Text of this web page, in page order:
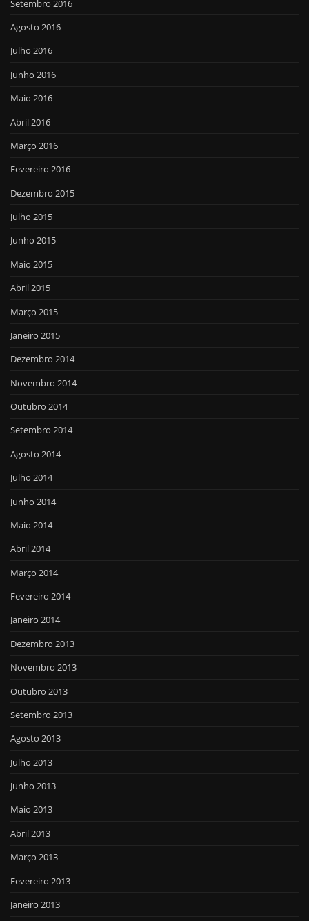
Setembro 2016
Agosto 2016
Julho 2016
Junho 2016
Maio 2016
Abril 2016
Março 2016
Fevereiro 2016
Dezembro 2015
Julho 2015
Junho 2015
Maio 2015
Abril 2015
Março 2015
Janeiro 2015
Dezembro 2014
Novembro 2014
Outubro 2014
Setembro 2014
Agosto 2014
Julho 2014
Junho 2014
Maio 2014
Abril 2014
Março 2014
Fevereiro 2014
Janeiro 2014
Dezembro 2013
Novembro 2013
Outubro 2013
Setembro 2013
Agosto 2013
Julho 2013
Junho 2013
Maio 2013
Abril 2013
Março 2013
Fevereiro 2013
Janeiro 2013